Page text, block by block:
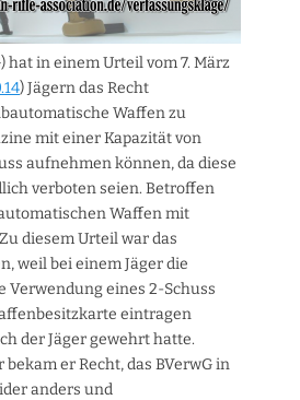
hat in einem Urteil vom 7. März
) Jägern das Recht
Waffen zu
mit einer Kapazität von
aufnehmen können, da diese
verboten seien. Betroffen
Waffen mit
diesem Urteil war das
weil bei einem Jäger die
Verwendung eines 2-Schuss
eintragen
der Jäger gewehrt hatte.
bekam er Recht, das BVerwG in
anders und